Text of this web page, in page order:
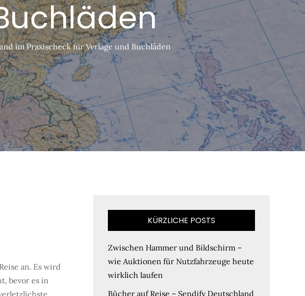
im Praxischeck für Verlage und Buchläden
an. Es wird
bevor es in
KÜRZLICHE POSTS
Zwischen Hammer und Bildschirm –
wie Auktionen für Nutzfahrzeuge heute
wirklich laufen
Bücher auf Reise – Sendify Deutschland